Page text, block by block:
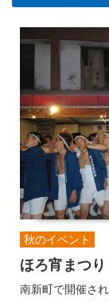
秋のイベント
ほろ宵まつり
南新町で開催さ